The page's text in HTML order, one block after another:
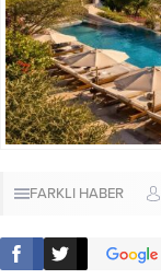
FARKLI HABER